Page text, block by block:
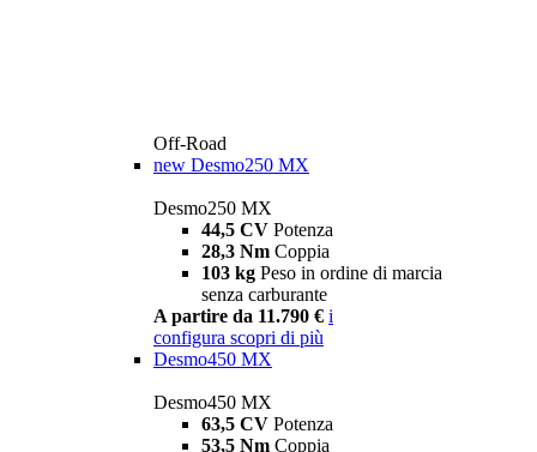
Off-Road
new Desmo250 MX
Desmo250 MX
44,5 CV Potenza
28,3 Nm Coppia
103 kg Peso in ordine di marcia
senza carburante
A partire da 11.790 € i
configura scopri di più
Desmo450 MX
Desmo450 MX
63,5 CV Potenza
53,5 Nm Coppia